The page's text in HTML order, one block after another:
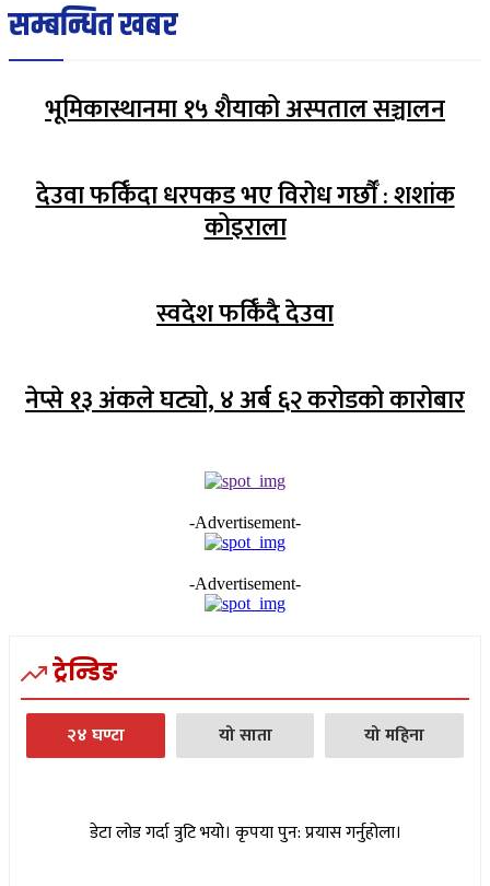
सम्बन्धित खबर
भूमिकास्थानमा १५ शैयाको अस्पताल सञ्चालन
देउवा फर्किँदा धरपकड भए विरोध गर्छौँं : शशांक
कोइराला
स्वदेश फर्किँदै देउवा
नेप्से १३ अंकले घट्यो, ४ अर्ब ६२ करोडको कारोबार
-Advertisement-
-Advertisement-
ट्रेन्डिङ
२४ घण्टा यो साता यो महिना
डेटा लोड गर्दा त्रुटि भयो। कृपया पुन: प्रयास गर्नुहोला।